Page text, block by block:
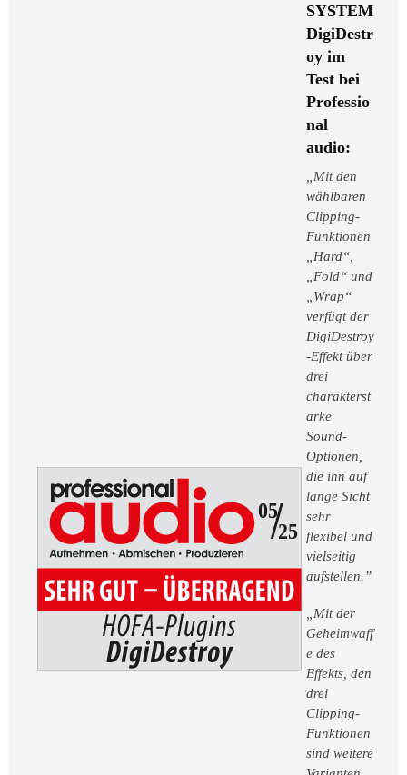
SYSTEM
DigiDestr
oy im
Test bei
Professio
nal
audio:
„Mit den
wählbaren
Clipping-
Funktionen
„Hard“,
„Fold“ und
„Wrap“
verfügt der
DigiDestroy
-Effekt über
drei
charakterst
arke
Sound-
Optionen,
die ihn auf
lange Sicht
sehr
flexibel und
vielseitig
aufstellen.”
„Mit der
Geheimwaff
e des
Effekts, den
drei
Clipping-
Funktionen
sind weitere